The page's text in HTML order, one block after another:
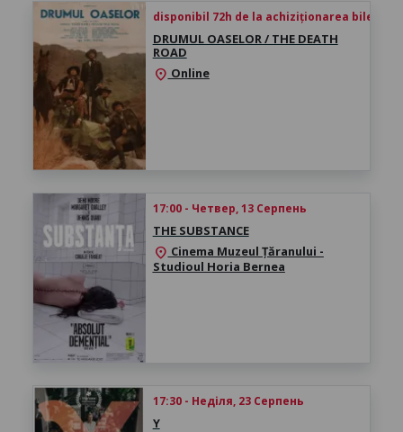
disponibil 72h de la achiziționarea biletului
DRUMUL OASELOR / THE DEATH
ROAD
location_on Online
17:00 - Четвер, 13 Серпень
THE SUBSTANCE
location_on Cinema Muzeul Țăranului -
Studioul Horia Bernea
17:30 - Неділя, 23 Серпень
Y